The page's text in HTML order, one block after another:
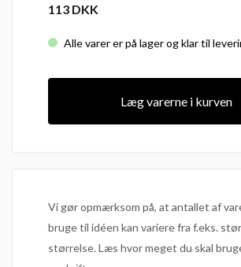
113 DKK
Alle varer er på lager og klar til
Læg varerne i kurven
Vi gør opmærksom på, at antallet af
bruge til idéen kan variere fra f.eks.
størrelse. Læs hvor meget du skal